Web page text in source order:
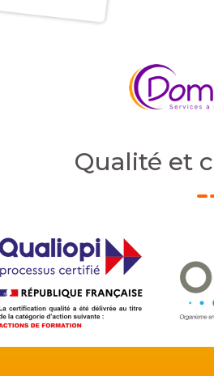
Qualité et